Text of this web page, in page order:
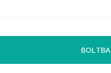
BOLTBA